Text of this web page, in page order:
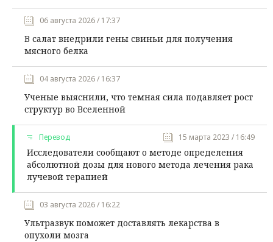
06 августа 2026 / 17:37
В салат внедрили гены свиньи для получения
мясного белка
04 августа 2026 / 16:37
Ученые выяснили, что темная сила подавляет рост
структур во Вселенной
Перевод 15 марта 2023 / 16:49
Исследователи сообщают о методе определения
абсолютной дозы для нового метода лечения рака
лучевой терапией
03 августа 2026 / 16:22
Ультразвук поможет доставлять лекарства в
опухоли мозга